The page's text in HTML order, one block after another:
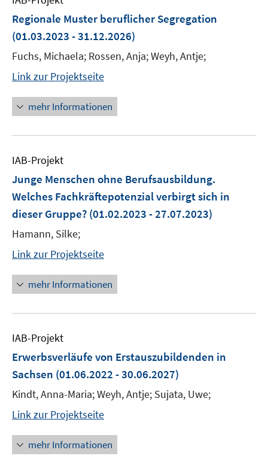
Regionale Muster beruflicher Segregation
(01.03.2023 - 31.12.2026)
Fuchs, Michaela; Rossen, Anja; Weyh, Antje;
Link zur Projektseite
mehr Informationen
IAB-Projekt
Junge Menschen ohne Berufsausbildung.
Welches Fachkräftepotenzial verbirgt sich in
dieser Gruppe? (01.02.2023 - 27.07.2023)
Hamann, Silke;
Link zur Projektseite
mehr Informationen
IAB-Projekt
Erwerbsverläufe von Erstauszubildenden in
Sachsen (01.06.2022 - 30.06.2027)
Kindt, Anna-Maria; Weyh, Antje; Sujata, Uwe;
Link zur Projektseite
mehr Informationen